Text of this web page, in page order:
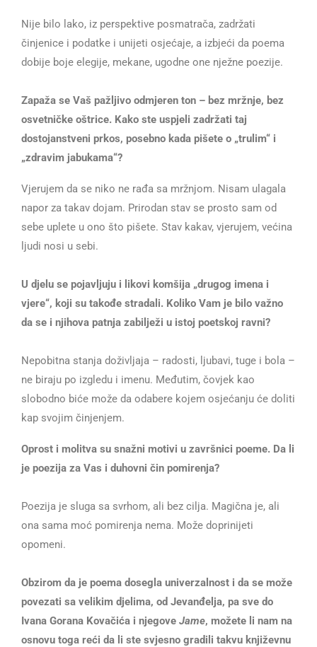
Nije bilo lako, iz perspektive posmatrača, zadržati
činjenice i podatke i unijeti osjećaje, a izbjeći da poema
dobije boje elegije, mekane, ugodne one nježne poezije.
Zapaža se Vaš pažljivo odmjeren ton – bez mržnje, bez
osvetničke oštrice. Kako ste uspjeli zadržati taj
dostojanstveni prkos, posebno kada pišete o „trulim“ i
„zdravim jabukama“?
Vjerujem da se niko ne rađa sa mržnjom. Nisam ulagala
napor za takav dojam. Prirodan stav se prosto sam od
sebe uplete u ono što pišete. Stav kakav, vjerujem, većina
ljudi nosi u sebi.
U djelu se pojavljuju i likovi komšija „drugog imena i
vjere“, koji su takođe stradali. Koliko Vam je bilo važno
da se i njihova patnja zabilježi u istoj poetskoj ravni?
Nepobitna stanja doživljaja – radosti, ljubavi, tuge i bola –
ne biraju po izgledu i imenu. Međutim, čovjek kao
slobodno biće može da odabere kojem osjećanju će doliti
kap svojim činjenjem.
Oprost i molitva su snažni motivi u završnici poeme. Da li
je poezija za Vas i duhovni čin pomirenja?
Poezija je sluga sa svrhom, ali bez cilja. Magična je, ali
ona sama moć pomirenja nema. Može doprinijeti
opomeni.
Obzirom da je poema dosegla univerzalnost i da se može
povezati sa velikim djelima, od Jevanđelja, pa sve do
Ivana Gorana Kovačića i njegove Jame, možete li nam na
osnovu toga reći da li ste svjesno gradili takvu književnu